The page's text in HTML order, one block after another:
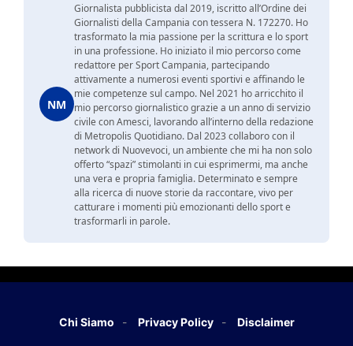
NM
Giornalista pubblicista dal 2019, iscritto all’Ordine dei
Giornalisti della Campania con tessera N. 172270. Ho
trasformato la mia passione per la scrittura e lo sport
in una professione. Ho iniziato il mio percorso come
redattore per Sport Campania, partecipando
attivamente a numerosi eventi sportivi e affinando le
mie competenze sul campo. Nel 2021 ho arricchito il
mio percorso giornalistico grazie a un anno di servizio
civile con Amesci, lavorando all’interno della redazione
di Metropolis Quotidiano. Dal 2023 collaboro con il
network di Nuovevoci, un ambiente che mi ha non solo
offerto “spazi” stimolanti in cui esprimermi, ma anche
una vera e propria famiglia. Determinato e sempre
alla ricerca di nuove storie da raccontare, vivo per
catturare i momenti più emozionanti dello sport e
trasformarli in parole.
Chi Siamo Privacy Policy Disclaimer